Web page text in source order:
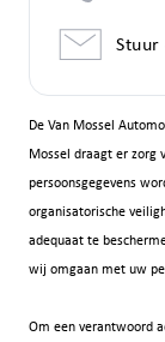
De Van Mossel
Mossel draagt er zorg
persoonsgegevens
organisatorische
adequaat te
wij omgaan met uw
Om een verantwoord